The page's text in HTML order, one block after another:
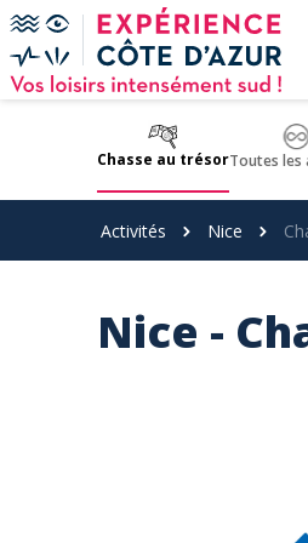
Panneau de gestion des cookies
Chasse au trésorToutes les
Activités Nice
Nice -